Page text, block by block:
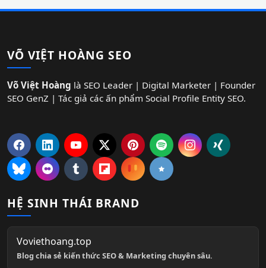
VÕ VIỆT HOÀNG SEO
Võ Việt Hoàng là SEO Leader | Digital Marketer | Founder
SEO GenZ | Tác giả các ấn phẩm Social Profile Entity SEO.
HỆ SINH THÁI BRAND
Voviethoang.top
Blog chia sẻ kiến thức SEO & Marketing chuyên sâu.